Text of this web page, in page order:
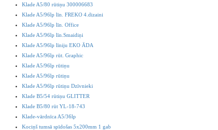
Klade A5/80 rūtiņu 300006683
Klade A5/96lp līn. FREKO 4.dizaini
Klade A5/96lp līn. Office
Klade A5/96lp līn.Smaidiņi
Klade A5/96lp līniju EKO ĀDA
Klade A5/96lp rūt. Graphic
Klade A5/96lp rūtiņu
Klade A5/96lp rūtiņu
Klade A5/96lp rūtiņu Dzīvnieki
Klade B5/54 rūtiņu GLITTER
Klade B5/80 rūt YL-18-743
Klade-vārdnīca A5/36lp
Kociņš tumsā spīdošas 5x200mm 1 gab